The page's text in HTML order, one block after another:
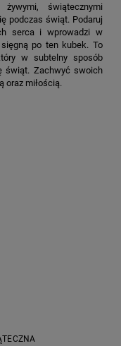
świątecznymi
podczas świąt. Podaruj
serca i wprowadzi w
po ten kubek. To
w subtelny sposób
świąt. Zachwyć swoich
oraz miłością.